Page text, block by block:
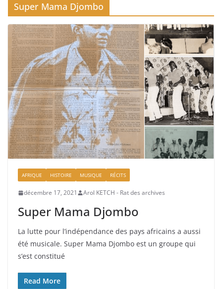
Super Mama Djombo
AFRIQUE HISTOIRE MUSIQUE RÉCITS
décembre 17, 2021 Arol KETCH - Rat des archives
Super Mama Djombo
La lutte pour l’indépendance des pays africains a aussi
été musicale. Super Mama Djombo est un groupe qui
s’est constitué
Read More